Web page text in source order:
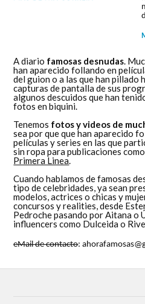
A diario famosas desnudas.
han aparecido follando en
del guion o a las que han pillado
capturas de pantalla de sus
algunos descuidos que han
fotos en biquini.
Tenemos fotos y videos de
sea por que que han aparecido
películas y series en las que
sin ropa para publicaciones
Primera Linea.
Cuando hablamos de famosas
tipo de celebridades, ya sean
modelos, actrices o chicas y
concursos y realities, desde
Pedroche pasando por Aitana o
influencers como Dulceida o
eMail de contacto: